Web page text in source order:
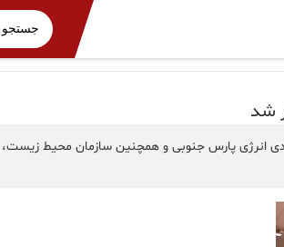
شد
انرژی پارس جنوبی و همچنین سازمان محیط